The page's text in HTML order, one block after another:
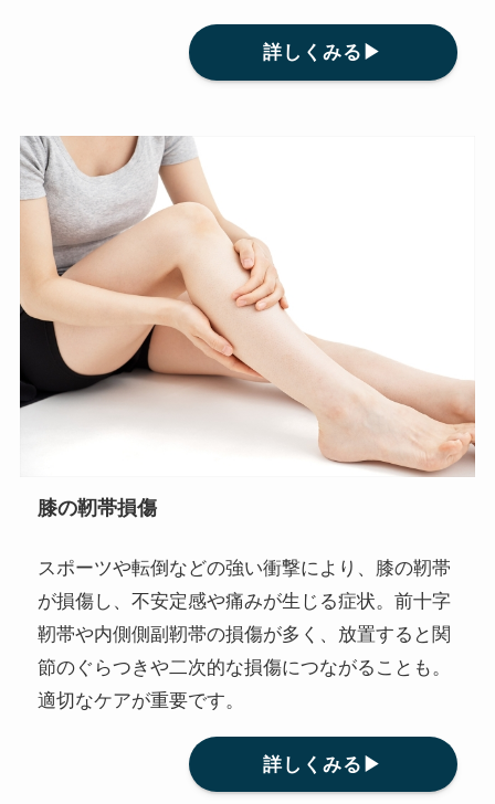
詳しくみる▶
膝の靭帯損傷
スポーツや転倒などの強い衝撃により、膝の靭帯
が損傷し、不安定感や痛みが生じる症状。前十字
靭帯や内側側副靭帯の損傷が多く、放置すると関
節のぐらつきや二次的な損傷につながることも。
適切なケアが重要です。
詳しくみる▶